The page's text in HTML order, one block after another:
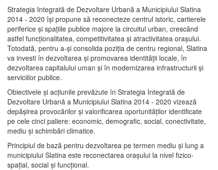
Strategia Integrată de Dezvoltare Urbană a Municipiului Slatina
2014 - 2020 își propune să reconecteze centrul istoric, cartierele
periferice şi spaţiile publice majore la circuitul urban, crescând
astfel funcţionalitatea, competitivitatea şi atractivitatea oraşului.
Totodată, pentru a-şi consolida poziţia de centru regional, Slatina
va investi în dezvoltarea şi promovarea identităţii locale, în
dezvoltarea capitalului uman şi în modernizarea infrastructurii şi
serviciilor publice.
Obiectivele şi acţiunile prevăzute în Strategia Integrată de
Dezvoltare Urbană a Municipiului Slatina 2014 - 2020 vizează
depășirea provocărilor şi valorificarea oportunităţilor identificate
pe cele cinci paliere: economic, demografic, social, conectivitate,
mediu şi schimbări climatice.
Principiul de bază pentru dezvoltarea pe termen mediu şi lung a
municipiului Slatina este reconectarea oraşului la nivel fizico-
spaţial, social şi funcţional.